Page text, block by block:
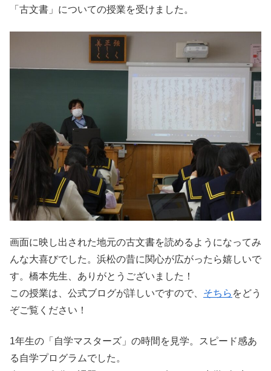
「古文書」についての授業を受けました。
画面に映し出された地元の古文書を読めるようになってみ
んな大喜びでした。浜松の昔に関心が広がったら嬉しいで
す。橋本先生、ありがとうございました！
この授業は、公式ブログが詳しいですので、 そちら をどう
ぞご覧ください！
1年生の「自学マスターズ」の時間を見学。スピード感あ
る自学プログラムでした。